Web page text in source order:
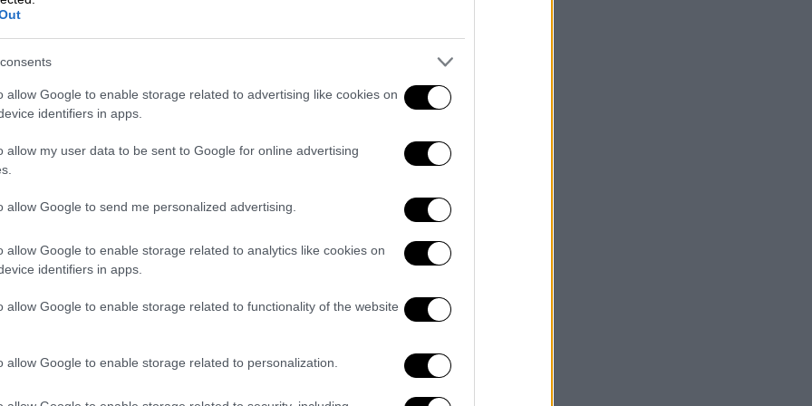
allow Google to enable storage related to advertising like cookies on
identifiers in apps.
allow my user data to be sent to Google for online advertising
allow Google to send me personalized advertising.
allow Google to enable storage related to analytics like cookies on
identifiers in apps.
allow Google to enable storage related to functionality of the website
allow Google to enable storage related to personalization.
πως το μέγα πλήθος με το
την τωρινή εικόνα με διαδηλώσεις
προσχώρησαν και αρκετοί άνδρεςενώ
την αναταραχή, όπως γίνεται συνήθως.